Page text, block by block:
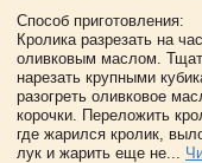
Способ приготовления:
Кролика разрезать на
оливковым маслом.
нарезать крупными
разогреть оливковое
корочки. Переложить
где жарился кролик,
лук и жарить еще не...